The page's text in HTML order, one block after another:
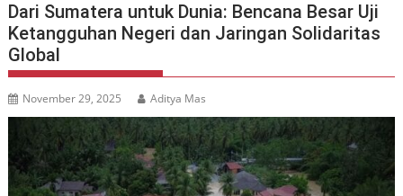
Dari Sumatera untuk Dunia: Bencana Besar Uji
Ketangguhan Negeri dan Jaringan Solidaritas
Global
November 29, 2025 Aditya Mas